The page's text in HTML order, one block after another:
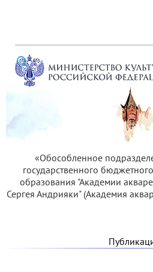
«Обособленное
государственного
образования "Академии
Сергея Андрияки" (Академия